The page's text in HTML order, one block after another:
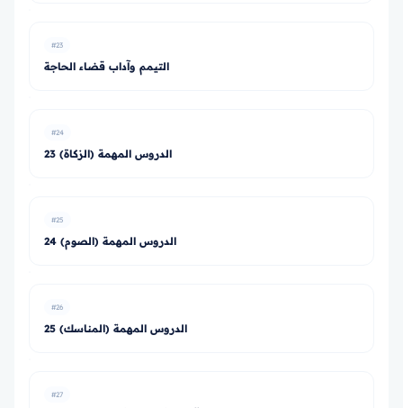
#23
التيمم وآداب قضاء الحاجة
#24
23 الدروس المهمة (الزكاة)
#25
24 الدروس المهمة (الصوم)
#26
25 الدروس المهمة (المناسك)
#27